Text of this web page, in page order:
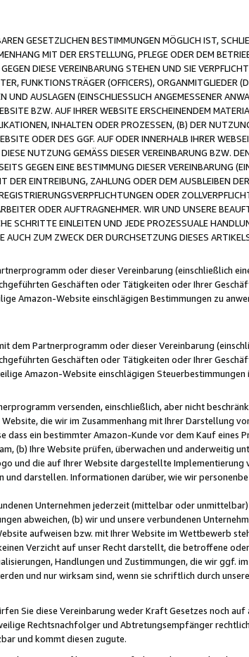
GESETZLICHEN BESTIMMUNGEN MÖGLICH IST,
MIT DER ERSTELLUNG, PFLEGE ODER DEM
DIESE VEREINBARUNG STEHEN UND SIE
FUNKTIONSTRÄGER (OFFICERS), ORGANMITGLIEDER
AUSLAGEN (EINSCHLIESSLICH ANGEMESSENER
BZW. AUF IHRER WEBSITE ERSCHEINENDEM
INHALTEN ODER PROZESSEN, (B) DER
ODER DES GGF. AUF ODER INNERHALB IHRER
NUTZUNG GEMÄSS DIESER VEREINBARUNG BZW.
GEGEN EINE BESTIMMUNG DIESER VEREINBARUNG
EINTREIBUNG, ZAHLUNG ODER DEM AUSBLEIBEN
ODER
ODER AUFTRAGNEHMER. WIR UND UNSERE
SCHRITTE EINLEITEN UND JEDE PROZESSUALE
ZUM ZWECK DER DURCHSETZUNG DIESES
oder dieser Vereinbarung (einschließlich
Geschäften oder Tätigkeiten oder Ihrer
Amazon-Website einschlägigen Bestimmungen zu
dem Partnerprogramm oder dieser Vereinbarung
Geschäften oder Tätigkeiten oder Ihrer
Amazon-Website einschlägigen Steuerbestimmungen
versenden, einschließlich, aber nicht
die wir im Zusammenhang mit Ihrer Darstellung
dass ein bestimmter Amazon-Kunde vor dem Kauf eines
(b) Ihre Website prüfen, überwachen und anderweitig
und die auf Ihrer Website dargestellte
darstellen. Informationen darüber, wie wir
Unternehmen jederzeit (mittelbar oder
abweichen, (b) wir und unsere verbundenen
aufweisen bzw. mit Ihrer Website im Wettbewerb
Verzicht auf unser Recht darstellt, die betroffene
Handlungen und Zustimmungen, die wir ggf.
und nur wirksam sind, wenn sie schriftlich durch
Sie diese Vereinbarung weder Kraft Gesetzes noch
Rechtsnachfolger und Abtretungsempfänger
und kommt diesen zugute.